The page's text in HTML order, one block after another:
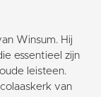
Winsum. Hij
essentieel zijn
leisteen.
van